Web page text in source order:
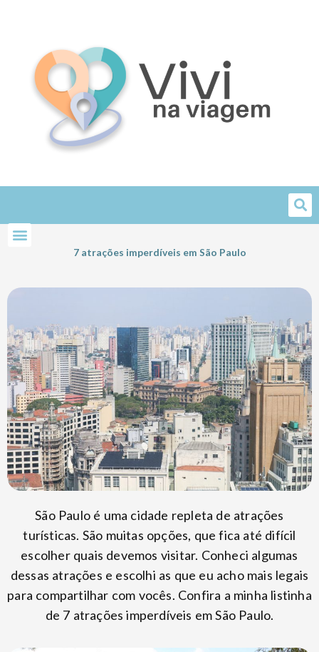
7 atrações imperdíveis em São Paulo
São Paulo é uma cidade repleta de atrações
turísticas. São muitas opções, que fica até difícil
escolher quais devemos visitar. Conheci algumas
dessas atrações e escolhi as que eu acho mais legais
para compartilhar com vocês. Confira a minha listinha
de 7 atrações imperdíveis em São Paulo.